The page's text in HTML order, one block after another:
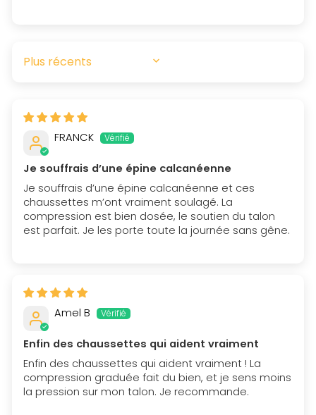
SORT BY
FRANCK
Je souffrais d’une épine calcanéenne
Je souffrais d’une épine calcanéenne et ces
chaussettes m’ont vraiment soulagé. La
compression est bien dosée, le soutien du talon
est parfait. Je les porte toute la journée sans gêne.
Amel B
Enfin des chaussettes qui aident vraiment
Enfin des chaussettes qui aident vraiment ! La
compression graduée fait du bien, et je sens moins
la pression sur mon talon. Je recommande.